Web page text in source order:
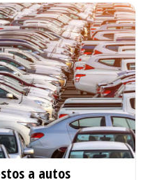
a autos